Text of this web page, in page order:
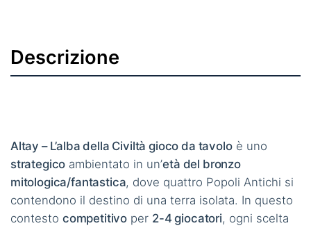
Descrizione
Altay – L’alba della Civiltà gioco da tavoloè uno
strategico ambientato in un’età del bronzo
mitologica/fantastica, dove quattro Popoli Antichi si
contendono il destino di una terra isolata. In questo
contesto competitivo per 2-4 giocatori, ogni scelta